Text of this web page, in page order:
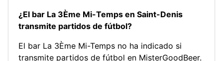
¿El bar La 3Ème Mi-Temps en Saint-Denis
transmite partidos de fútbol?
El bar La 3Ème Mi-Temps no ha indicado si
transmite partidos de fútbol en MisterGoodBeer.